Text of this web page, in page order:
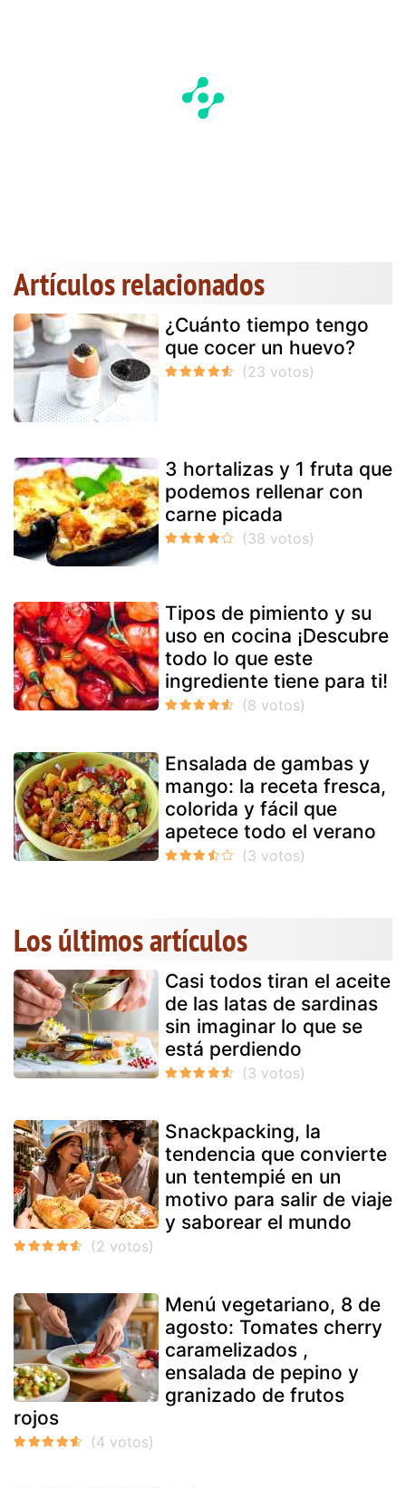
Artículos relacionados
¿Cuánto tiempo tengo
que cocer un huevo?
3 hortalizas y 1 fruta que
podemos rellenar con
carne picada
Tipos de pimiento y su
uso en cocina ¡Descubre
todo lo que este
ingrediente tiene para ti!
Ensalada de gambas y
mango: la receta fresca,
colorida y fácil que
apetece todo el verano
Los últimos artículos
Casi todos tiran el aceite
de las latas de sardinas
sin imaginar lo que se
está perdiendo
Snackpacking, la
tendencia que convierte
un tentempié en un
motivo para salir de viaje
y saborear el mundo
Menú vegetariano, 8 de
agosto: Tomates cherry
caramelizados ,
ensalada de pepino y
granizado de frutos
rojos